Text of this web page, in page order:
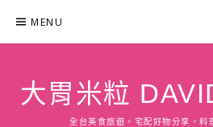
content
MENU
大胃米粒
全台美食旅遊。宅配好物分享。料